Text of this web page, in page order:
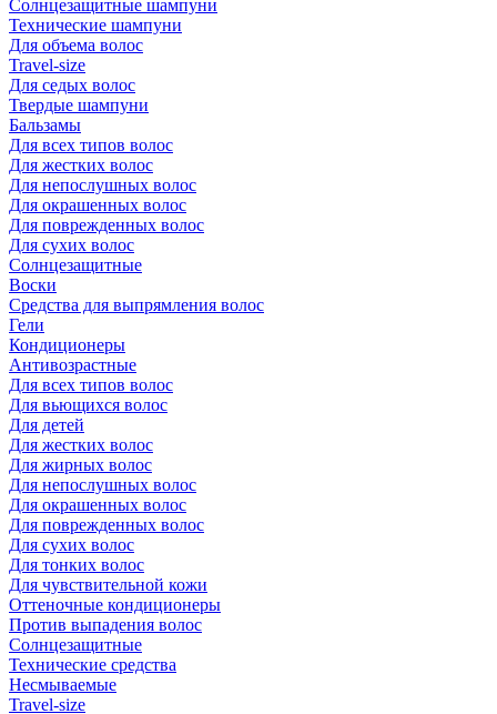
Солнцезащитные шампуни
Технические шампуни
Для объема волос
Travel-size
Для седых волос
Твердые шампуни
Бальзамы
Для всех типов волос
Для жестких волос
Для непослушных волос
Для окрашенных волос
Для поврежденных волос
Для сухих волос
Солнцезащитные
Воски
Средства для выпрямления волос
Гели
Кондиционеры
Антивозрастные
Для всех типов волос
Для вьющихся волос
Для детей
Для жестких волос
Для жирных волос
Для непослушных волос
Для окрашенных волос
Для поврежденных волос
Для сухих волос
Для тонких волос
Для чувствительной кожи
Оттеночные кондиционеры
Против выпадения волос
Солнцезащитные
Технические средства
Несмываемые
Travel-size